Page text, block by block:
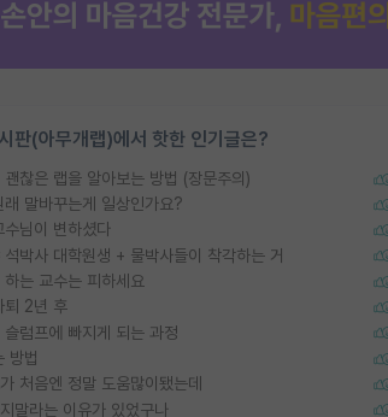
판(아무개랩)에서 핫한 인기글은?
괜찮은 랩을 알아보는 방법 (장문주의)
래 말바꾸는게 일상인가요?
수님이 변하셨다
석박사 대학원생 + 물박사들이 착각하는 거
하는 교수는 피하세요
퇴 2년 후
슬럼프에 빠지게 되는 과정
방법
처음엔 정말 도움많이됐는데
말라는 이유가 있었구나